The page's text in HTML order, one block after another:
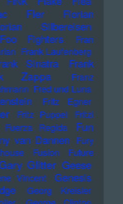
Fler
Florian
Silbereisen
Foo Fighters
Fran
Frank Laufenberg
Sinatra
Frank
Zappa
Franz
Fred und Luna
Fritz Egner
Fritz Puppel
Fritzi
Fuerza Regida
Fun
van Dannen Fury
Fusion
Future
Glitter Geese
Vincent
Genesis
Georg Kreisler